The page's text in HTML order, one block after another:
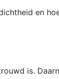
en
is.